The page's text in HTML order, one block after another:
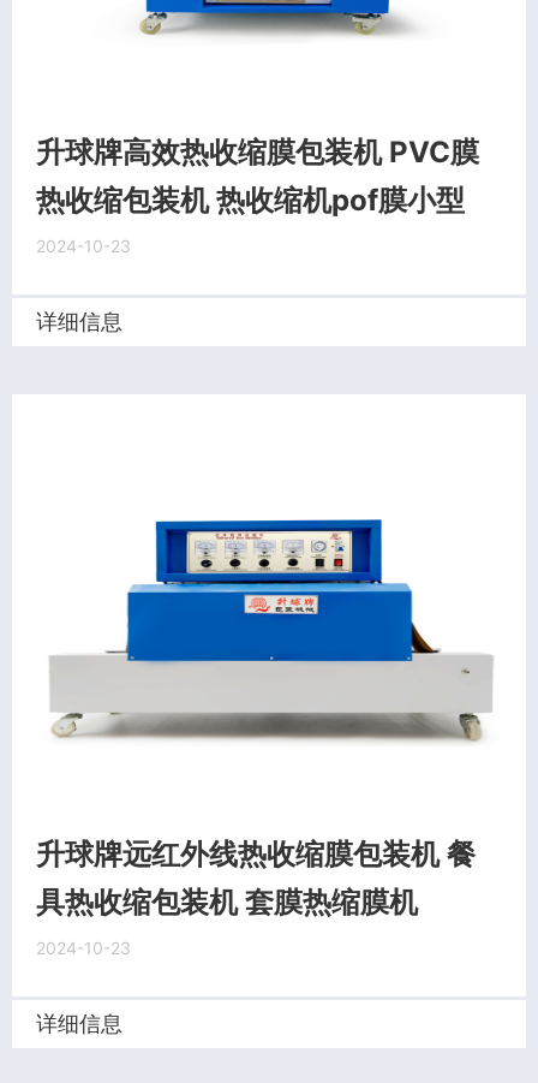
升球牌高效热收缩膜包装机 PVC膜
热收缩包装机 热收缩机pof膜小型
2024-10-23
详细信息
升球牌远红外线热收缩膜包装机 餐
具热收缩包装机 套膜热缩膜机
2024-10-23
详细信息